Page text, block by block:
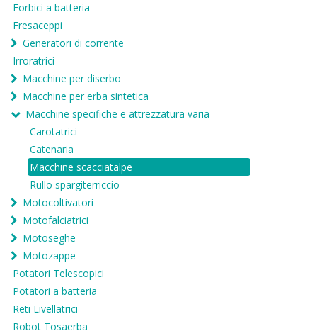
Forbici a batteria
Fresaceppi
Generatori di corrente
Irroratrici
Macchine per diserbo
Macchine per erba sintetica
Macchine specifiche e attrezzatura varia
Carotatrici
Catenaria
Macchine scacciatalpe
Rullo spargiterriccio
Motocoltivatori
Motofalciatrici
Motoseghe
Motozappe
Potatori Telescopici
Potatori a batteria
Reti Livellatrici
Robot Tosaerba